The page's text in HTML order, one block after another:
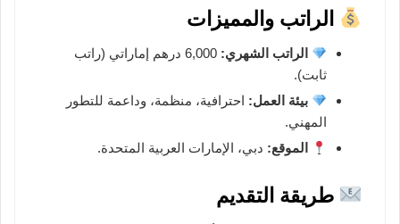
الراتب والمميزات
الراتب الشهري:
6,000 درهم إماراتي (راتب
ثابت).
بيئة العمل: احترافية، منظمة، وداعمة للتطور
المهني.
الموقع: دبي، الإمارات العربية المتحدة.
طريقة التقديم